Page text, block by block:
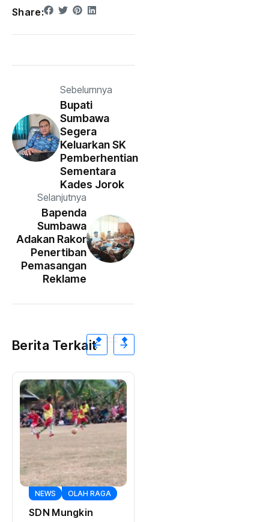
Share:
Sebelumnya
Bupati
Sumbawa
Segera
Keluarkan SK
Pemberhentian
Sementara
Kades Jorok
Selanjutnya
Bapenda
Sumbawa
Adakan Rakor
Penertiban
Pemasangan
Reklame
Berita Terkait
NEWS OLAH RAGA
SDN Mungkin